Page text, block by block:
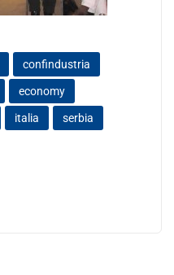
confindustria
economy
italia serbia